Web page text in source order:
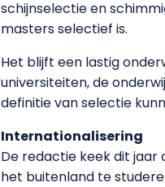
schijnselectie en
masters selectief is.
Het blijft een lastig
universiteiten, de
definitie van selectie
Internationalisering
De redactie keek dit
het buitenland te